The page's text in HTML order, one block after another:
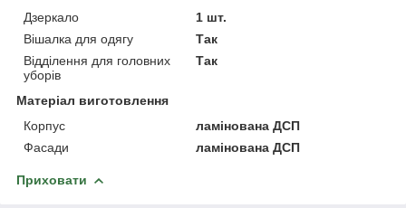
Дзеркало
1 шт.
Вішалка для одягу
Так
Відділення для головних
уборів
Так
Матеріал виготовлення
Корпус
ламінована ДСП
Фасади
ламінована ДСП
Приховати